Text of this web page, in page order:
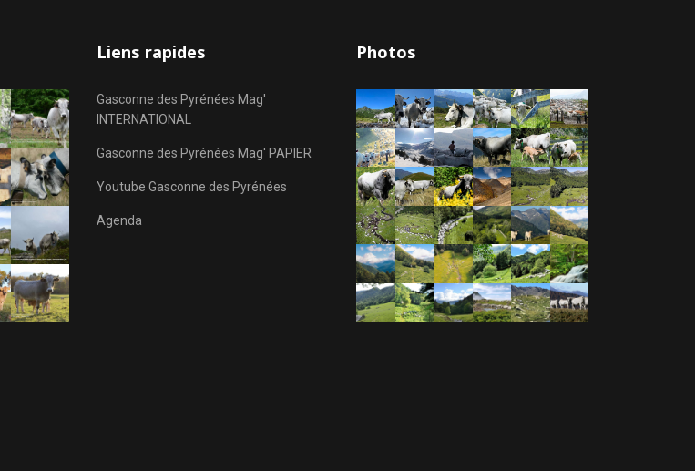
Liens rapides
Gasconne des Pyrénées Mag'
INTERNATIONAL
Gasconne des Pyrénées Mag' PAPIER
Youtube Gasconne des Pyrénées
Agenda
Photos